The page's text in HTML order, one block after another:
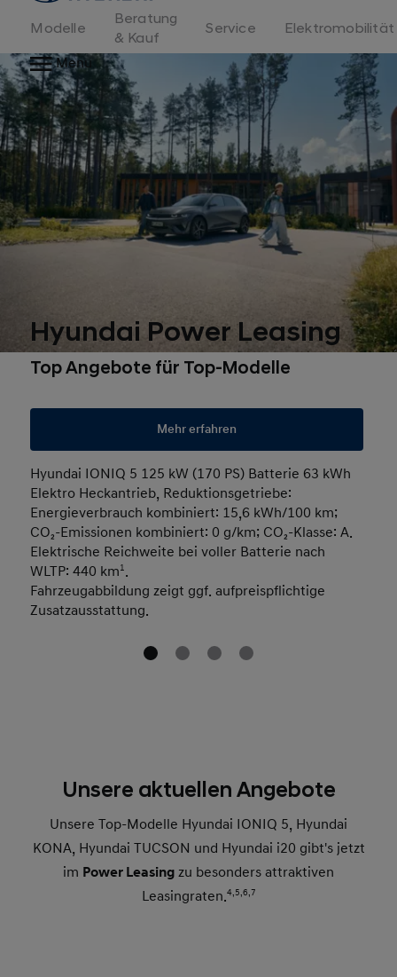
Modelle
Beratung
& Kauf
Service
Elektromobilität
Menu
Hyundai Power Leasing
Top Angebote für Top-Modelle
Mehr erfahren
Hyundai IONIQ 5 125 kW (170 PS) Batterie 63 kWh
Elektro Heckantrieb, Reduktionsgetriebe:
Energieverbrauch kombiniert: 15,6 kWh/100 km;
CO₂-Emissionen kombiniert: 0 g/km; CO₂-Klasse: A.
Elektrische Reichweite bei voller Batterie nach
WLTP: 440 km1.
Fahrzeugabbildung zeigt ggf. aufpreispflichtige
Zusatzausstattung.
Unsere aktuellen Angebote
Unsere Top-Modelle Hyundai IONIQ 5, Hyundai
KONA, Hyundai TUCSON und Hyundai i20 gibt's jetzt
im Power Leasing zu besonders attraktiven
Leasingraten.4,5,6,7